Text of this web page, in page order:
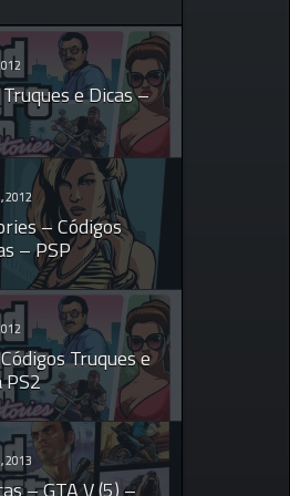
e Dicas –
2012
– Códigos
– PSP
Truques e
PS2
2013